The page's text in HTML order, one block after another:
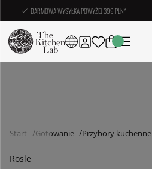
DARMOWA WYSYŁKA POWYŻEJ 399 PLN*
Start Gotowanie Przybory kuchenne
Rösle